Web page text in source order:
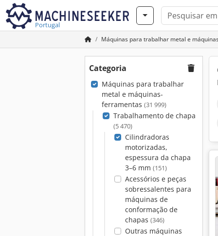
Portugal
Máquinas para trabalhar metal e
Categoria
Máquinas para trabalhar
metal e máquinas-
ferramentas (31 999)
Trabalhamento de chapa
(5 470)
Cilindradoras
motorizadas,
espessura da chapa
3–6 mm (151)
Acessórios e peças
sobressalentes para
máquinas de
conformação de
chapas (346)
Outras máquinas